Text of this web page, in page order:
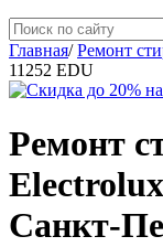
Главная/Ремонт
11252 EDU
Ремонт
Санкт-